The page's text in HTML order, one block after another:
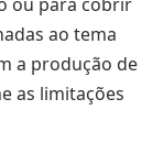
ao tema
a produção de
as limitações